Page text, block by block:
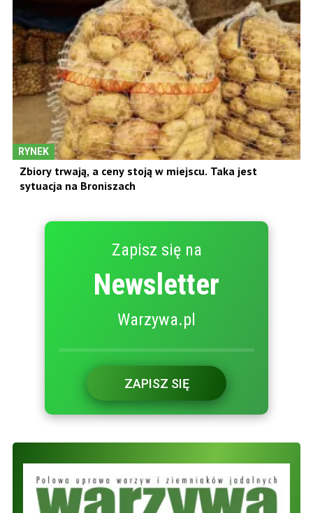
RYNEK
Zbiory trwają, a ceny stoją w miejscu. Taka jest
sytuacja na Broniszach
Zapisz się na
Newsletter
Warzywa.pl
ZAPISZ SIĘ